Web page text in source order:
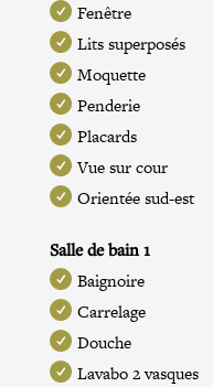
Fenêtre
Lits superposés
Moquette
Penderie
Placards
Vue sur cour
Orientée sud-est
Salle de bain 1
Baignoire
Carrelage
Douche
Lavabo 2 vasques